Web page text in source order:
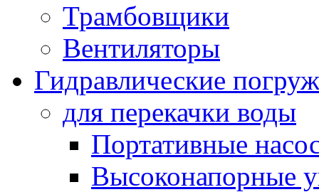
Трамбовщики
Вентиляторы
Гидравлические
для перекачки воды
Портативные
Высоконапорные